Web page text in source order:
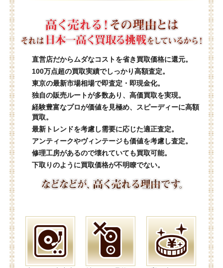
直営店だからムダなコストを省き買取価格に還元。
100万点超の買取実績でしっかり高額査定。
東京の最新市場相場で即査定・即現金化。
独自の販売ルートが多数あり、高価買取を実現。
経験豊富なプロが価値を見極め、スピーディーに高額
買取。
最新トレンドを考慮し需要に応じた適正査定。
アンティークやヴィンテージも価値を考慮し査定。
修理工房があるので壊れていても買取可能。
下取りのように買取価格が不明瞭でない。